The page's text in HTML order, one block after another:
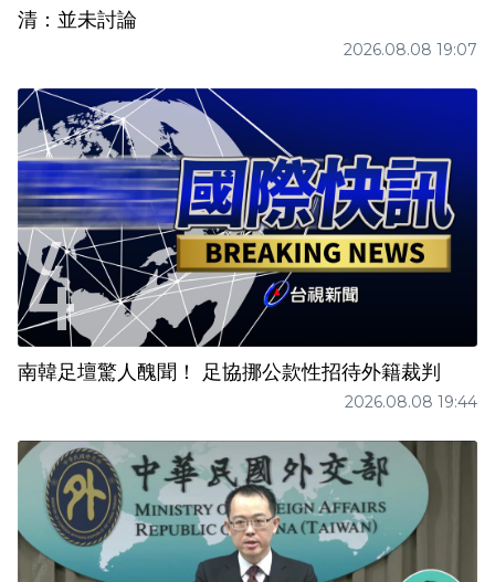
清：並未討論
2026.08.08 19:07
南韓足壇驚人醜聞！ 足協挪公款性招待外籍裁判
2026.08.08 19:44